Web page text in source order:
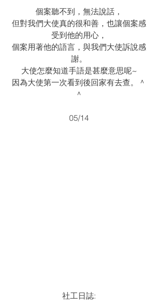
個案聽不到，無法說話，
但對我們大使真的很和善，也讓個案感
受到他的用心，
個案用著他的語言，與我們大使訴說感
謝。
大使怎麼知道手語是甚麼意思呢~
因為大使第一次看到後回家有去查。＾
＾
05/14
社工日誌: